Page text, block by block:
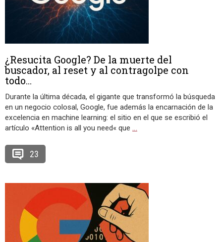
¿Resucita Google? De la muerte del
buscador, al reset y al contragolpe con
todo…
Durante la última década, el gigante que transformó la búsqueda
en un negocio colosal, Google, fue además la encarnación de la
excelencia en machine learning: el sitio en el que se escribió el
artículo «Attention is all you need« que …
23